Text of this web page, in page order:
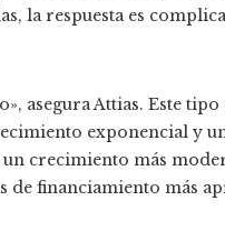
la respuesta es
asegura Attias. Este
exponencial y
crecimiento más
financiamiento más